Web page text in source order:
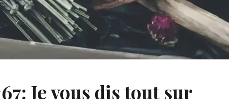
Je vous dis tout sur